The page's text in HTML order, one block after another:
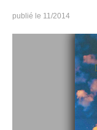
11/2014